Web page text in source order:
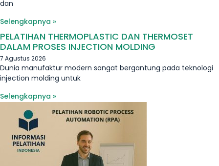
dan
Selengkapnya »
PELATIHAN THERMOPLASTIC DAN THERMOSET
DALAM PROSES INJECTION MOLDING
7 Agustus 2026
Dunia manufaktur modern sangat bergantung pada teknologi
injection molding untuk
Selengkapnya »